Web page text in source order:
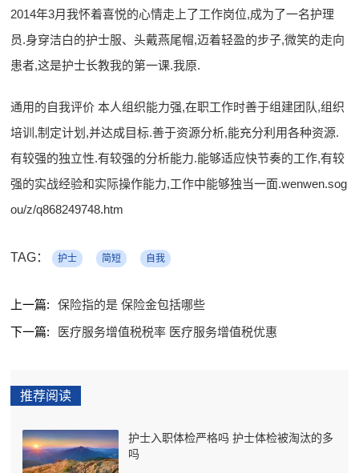
2014年3月我怀着喜悦的心情走上了工作岗位,成为了一名护理
员.身穿洁白的护士服、头戴燕尾帽,迈着轻盈的步子,微笑的走向
患者,这是护士长教我的第一课.我原.
通用的自我评价 本人组织能力强,在职工作时善于组建团队,组织
培训,制定计划,并达成目标.善于资源分析,能充分利用各种资源.
有较强的独立性.有较强的分析能力.能够适应快节奏的工作,有较
强的实战经验和实际操作能力,工作中能够独当一面.wenwen.sog
ou/z/q868249748.htm
TAG： 护士 简短 自我
上一篇:
保险指的是 保险金包括哪些
下一篇:
医疗服务增值税税率 医疗服务增值税优惠
推荐阅读
护士入职体检严格吗 护士体检被淘汰的多
吗